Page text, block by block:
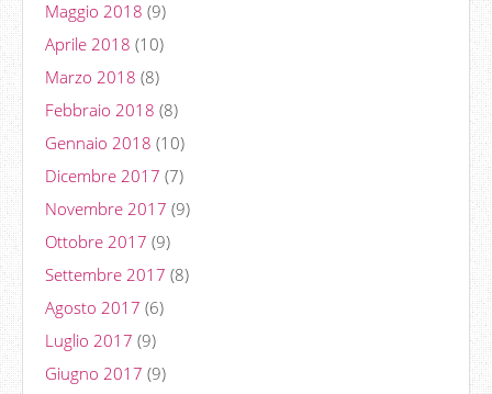
Maggio 2018 (9)
Aprile 2018 (10)
Marzo 2018 (8)
Febbraio 2018 (8)
Gennaio 2018 (10)
Dicembre 2017 (7)
Novembre 2017 (9)
Ottobre 2017 (9)
Settembre 2017 (8)
Agosto 2017 (6)
Luglio 2017 (9)
Giugno 2017 (9)